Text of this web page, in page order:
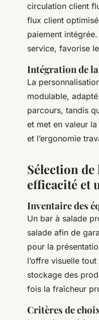
circulation client
flux client
paiement
service, favorise
Intégration de
La
modulable,
parcours, tandis
et met en valeur
et l’ergonomie
Sélection
efficacité et
Inventaire des
Un bar à salade
salade afin de
pour la
l’offre visuelle
stockage des
fois la fraîcheur
Critères de